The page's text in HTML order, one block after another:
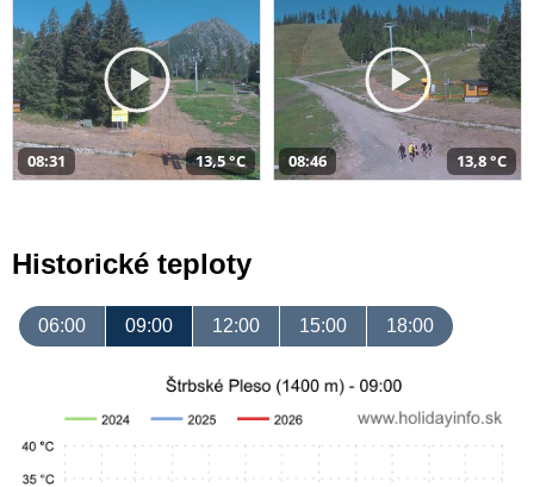
08:31 13,5 °C 08:46 13,8 °C
Historické teploty
06:00 09:00 12:00 15:00 18:00